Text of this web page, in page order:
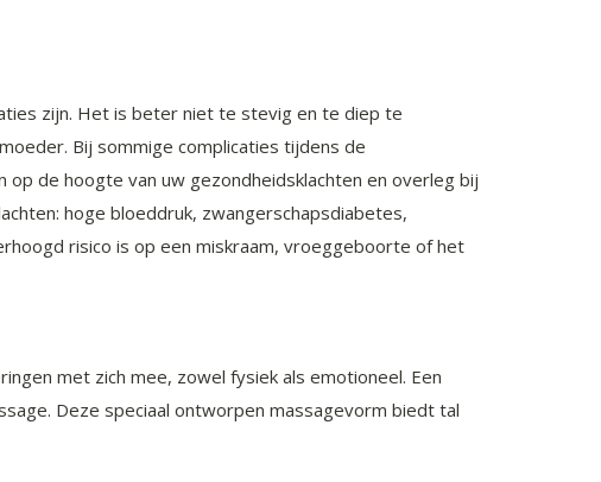
zijn. Het is beter niet te stevig en te diep te
Bij sommige complicaties tijdens de
de hoogte van uw gezondheidsklachten en overleg bij
hoge bloeddruk, zwangerschapsdiabetes,
risico is op een miskraam, vroeggeboorte of het
met zich mee, zowel fysiek als emotioneel. Een
Deze speciaal ontworpen massagevorm biedt tal